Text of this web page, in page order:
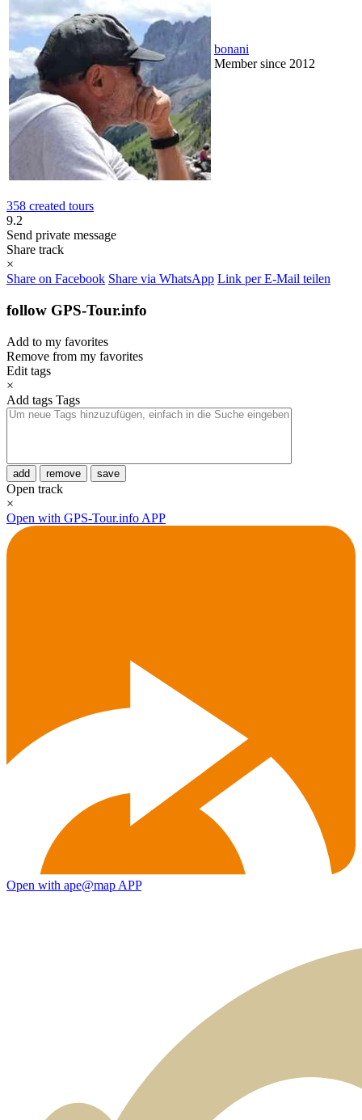
bonani
Member since 2012
358 created tours
9.2
Send private message
Share track
×
Share on Facebook Share via WhatsApp Link per E-Mail teilen
follow GPS-Tour.info
Add to my favorites
Remove from my favorites
Edit tags
×
Add tags Tags
add remove save
Open track
×
Open with GPS-Tour.info APP
Open with ape@map APP